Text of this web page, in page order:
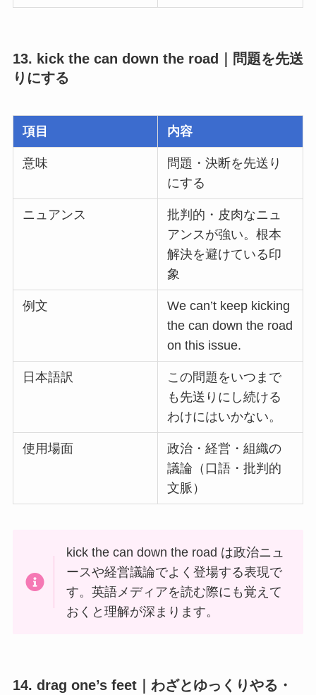
13. kick the can down the road｜問題を先送
りにする
項目 内容
意味
問題・決断を先送り
にする
ニュアンス
批判的・皮肉なニュ
アンスが強い。根本
解決を避けている印
象
例文
We can’t keep kicking
the can down the road
on this issue.
日本語訳
この問題をいつまで
も先送りにし続ける
わけにはいかない。
使用場面
政治・経営・組織の
議論（口語・批判的
文脈）
kick the can down the road は政治ニュ
ースや経営議論でよく登場する表現で
す。英語メディアを読む際にも覚えて
おくと理解が深まります。
14. drag one’s feet｜わざとゆっくりやる・